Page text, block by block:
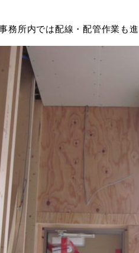
務所内では配線・配管作業も